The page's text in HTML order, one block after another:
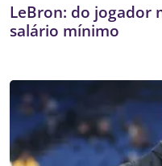
LeBron: do jogador
salário mínimo